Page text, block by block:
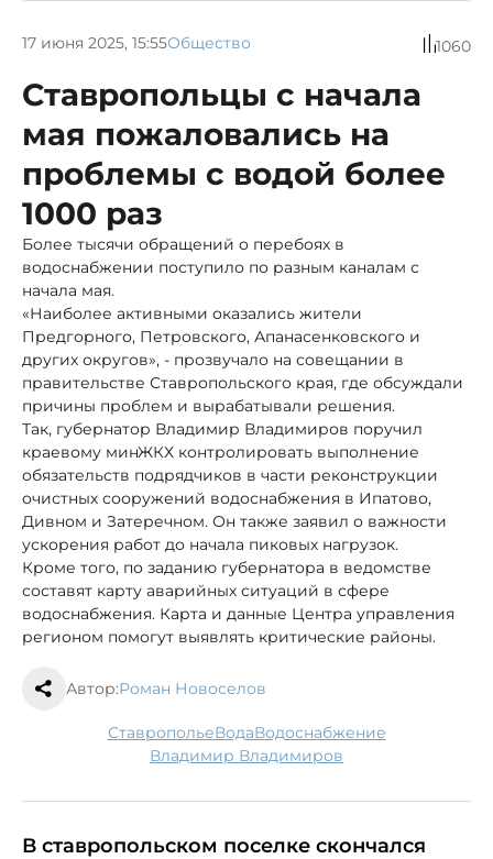
17 июня 2025, 15:55Общество 1060
Ставропольцы с начала
мая пожаловались на
проблемы с водой более
1000 раз
Более тысячи обращений о перебоях в
водоснабжении поступило по разным каналам с
начала мая.
«Наиболее активными оказались жители
Предгорного, Петровского, Апанасенковского и
других округов», - прозвучало на совещании в
правительстве Ставропольского края, где обсуждали
причины проблем и вырабатывали решения.
Так, губернатор Владимир Владимиров поручил
краевому минЖКХ контролировать выполнение
обязательств подрядчиков в части реконструкции
очистных сооружений водоснабжения в Ипатово,
Дивном и Затеречном. Он также заявил о важности
ускорения работ до начала пиковых нагрузок.
Кроме того, по заданию губернатора в ведомстве
составят карту аварийных ситуаций в сфере
водоснабжения. Карта и данные Центра управления
регионом помогут выявлять критические районы.
Автор:Роман Новоселов
Ставрополье вода водоснабжение
Владимир Владимиров
В ставропольском поселке скончался